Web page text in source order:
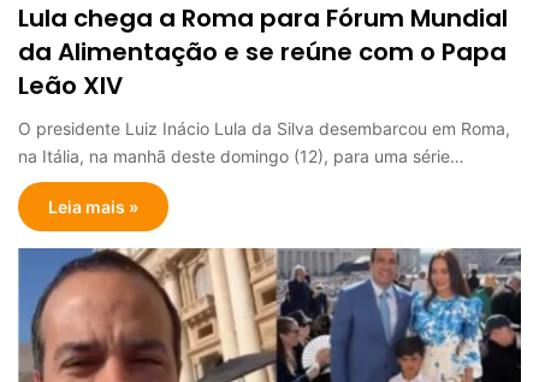
Lula chega a Roma para Fórum Mundial
da Alimentação e se reúne com o Papa
Leão XIV
O presidente Luiz Inácio Lula da Silva desembarcou em Roma,
na Itália, na manhã deste domingo (12), para uma série…
Leia mais »